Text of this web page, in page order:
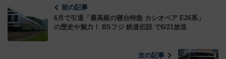
前の記事
6月で引退「最高級の寝台特急 カシオペア E26系」
の歴史や魅力！ BSフジ 鉄道伝説 で6/21放送
次の記事